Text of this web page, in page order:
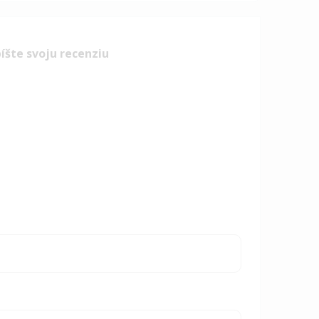
svoju recenziu